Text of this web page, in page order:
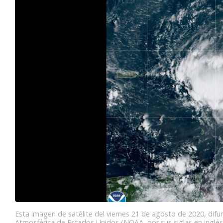
Esta imagen de satélite del viernes 21 de agosto de 2020,